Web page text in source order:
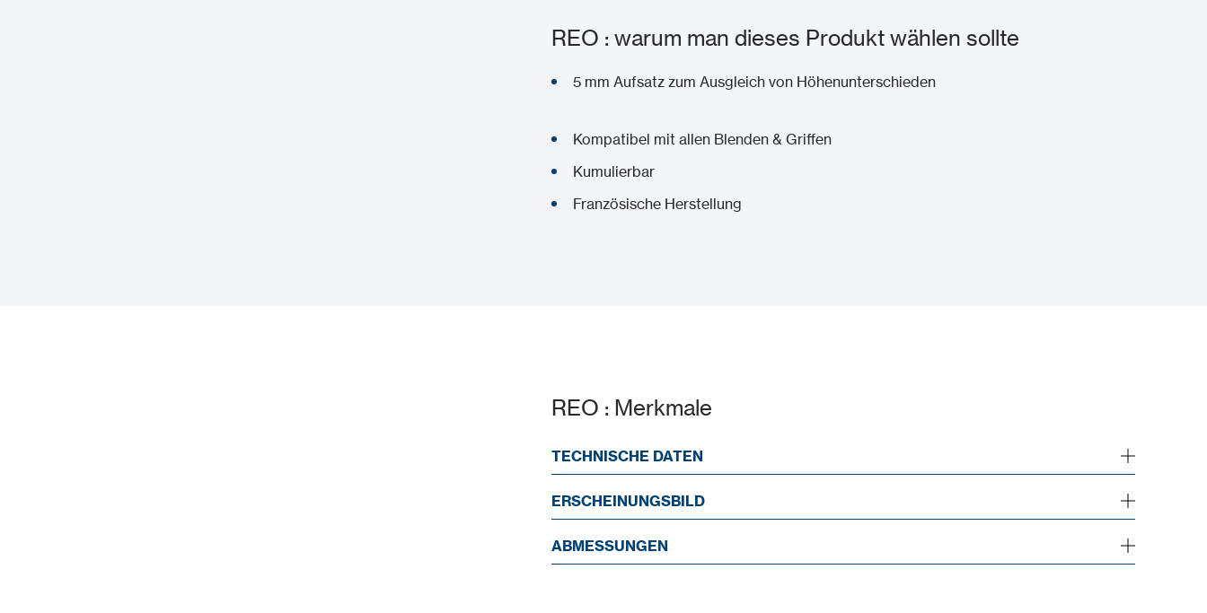
REO : warum man dieses Produkt wählen sollte
5 mm Aufsatz zum Ausgleich von Höhenunterschieden
Kompatibel mit allen Blenden & Griffen
Kumulierbar
Französische Herstellung
REO : Merkmale
TECHNISCHE DATEN
ERSCHEINUNGSBILD
ABMESSUNGEN